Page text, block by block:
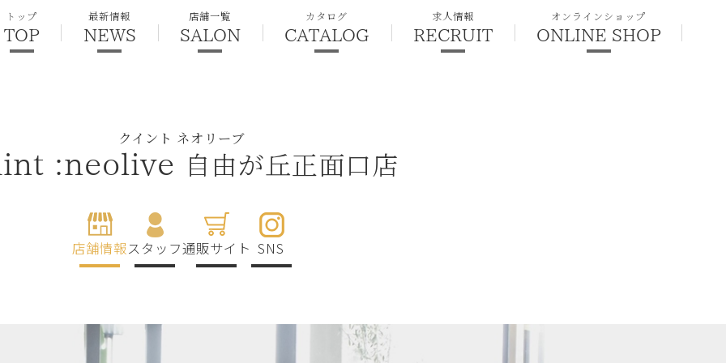
トップ
TOP
最新情報
NEWS
店舗一覧
SALON
カタログ
CATALOG
求人情報
RECRUIT
オンラインショップ
ONLINE SHOP
クイント ネオリーブ
:neolive 自由が丘正面口店
店舗情報スタッフ通販サイト SNS